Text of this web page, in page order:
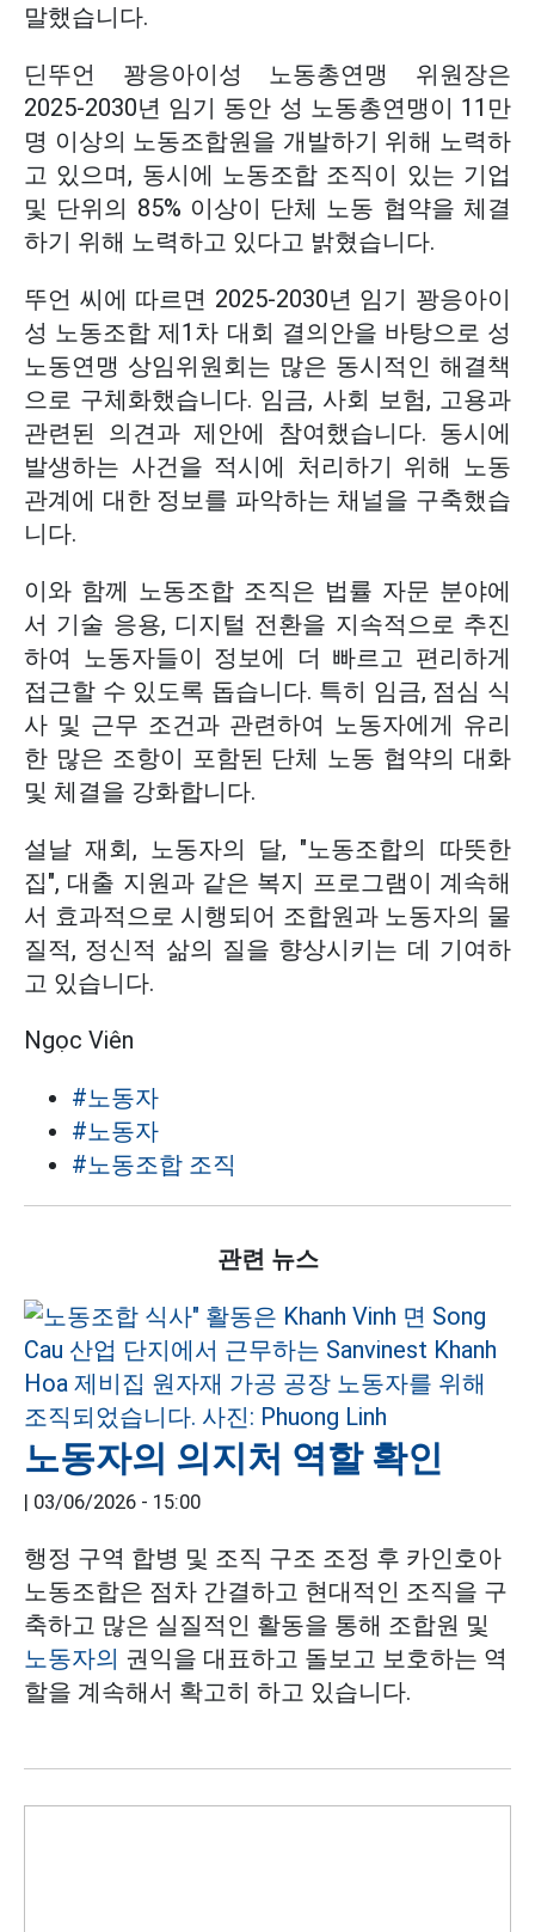
말했습니다.
딘뚜언 꽝응아이성 노동총연맹 위원장은
2025-2030년 임기 동안 성 노동총연맹이 11만
명 이상의 노동조합원을 개발하기 위해 노력하
고 있으며, 동시에 노동조합 조직이 있는 기업
및 단위의 85% 이상이 단체 노동 협약을 체결
하기 위해 노력하고 있다고 밝혔습니다.
뚜언 씨에 따르면 2025-2030년 임기 꽝응아이
성 노동조합 제1차 대회 결의안을 바탕으로 성
노동연맹 상임위원회는 많은 동시적인 해결책
으로 구체화했습니다. 임금, 사회 보험, 고용과
관련된 의견과 제안에 참여했습니다. 동시에
발생하는 사건을 적시에 처리하기 위해 노동
관계에 대한 정보를 파악하는 채널을 구축했습
니다.
이와 함께 노동조합 조직은 법률 자문 분야에
서 기술 응용, 디지털 전환을 지속적으로 추진
하여 노동자들이 정보에 더 빠르고 편리하게
접근할 수 있도록 돕습니다. 특히 임금, 점심 식
사 및 근무 조건과 관련하여 노동자에게 유리
한 많은 조항이 포함된 단체 노동 협약의 대화
및 체결을 강화합니다.
설날 재회, 노동자의 달, "노동조합의 따뜻한
집", 대출 지원과 같은 복지 프로그램이 계속해
서 효과적으로 시행되어 조합원과 노동자의 물
질적, 정신적 삶의 질을 향상시키는 데 기여하
고 있습니다.
Ngọc Viên
#노동자
#노동자
#노동조합 조직
관련 뉴스
노동자의 의지처 역할 확인
| 03/06/2026 - 15:00
행정 구역 합병 및 조직 구조 조정 후 카인호아
노동조합은 점차 간결하고 현대적인 조직을 구
축하고 많은 실질적인 활동을 통해 조합원 및
노동자의 권익을 대표하고 돌보고 보호하는 역
할을 계속해서 확고히 하고 있습니다.